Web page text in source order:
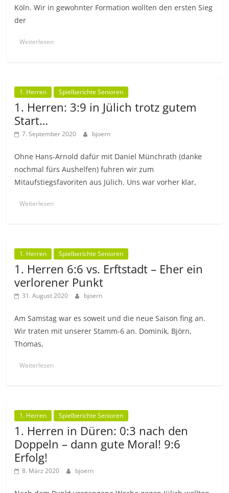
Köln. Wir in gewohnter Formation wollten den ersten Sieg
der
Weiterlesen
1. Herren Spielberichte Senioren
1. Herren: 3:9 in Jülich trotz gutem
Start…
7. September 2020 bjoern
Ohne Hans-Arnold dafür mit Daniel Münchrath (danke
nochmal fürs Aushelfen) fuhren wir zum
Mitaufstiegsfavoriten aus Jülich. Uns war vorher klar,
Weiterlesen
1. Herren Spielberichte Senioren
1. Herren 6:6 vs. Erftstadt – Eher ein
verlorener Punkt
31. August 2020 bjoern
Am Samstag war es soweit und die neue Saison fing an.
Wir traten mit unserer Stamm-6 an. Dominik, Björn,
Thomas,
Weiterlesen
1. Herren Spielberichte Senioren
1. Herren in Düren: 0:3 nach den
Doppeln – dann gute Moral! 9:6
Erfolg!
8. März 2020 bjoern